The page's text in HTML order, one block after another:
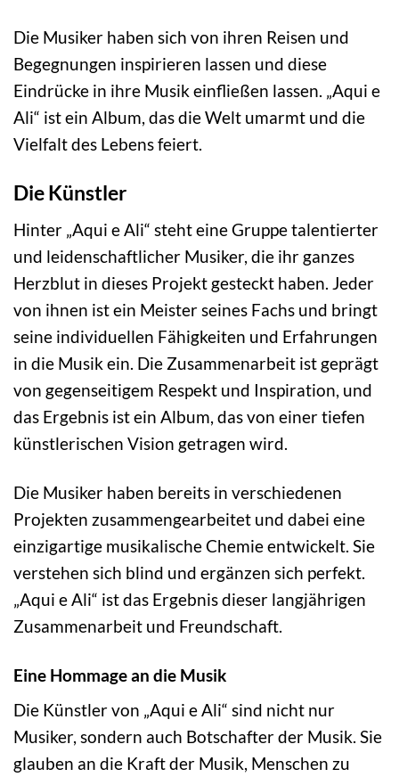
Die Musiker haben sich von ihren Reisen und
Begegnungen inspirieren lassen und diese
Eindrücke in ihre Musik einfließen lassen. „Aqui e
Ali“ ist ein Album, das die Welt umarmt und die
Vielfalt des Lebens feiert.
Die Künstler
Hinter „Aqui e Ali“ steht eine Gruppe talentierter
und leidenschaftlicher Musiker, die ihr ganzes
Herzblut in dieses Projekt gesteckt haben. Jeder
von ihnen ist ein Meister seines Fachs und bringt
seine individuellen Fähigkeiten und Erfahrungen
in die Musik ein. Die Zusammenarbeit ist geprägt
von gegenseitigem Respekt und Inspiration, und
das Ergebnis ist ein Album, das von einer tiefen
künstlerischen Vision getragen wird.
Die Musiker haben bereits in verschiedenen
Projekten zusammengearbeitet und dabei eine
einzigartige musikalische Chemie entwickelt. Sie
verstehen sich blind und ergänzen sich perfekt.
„Aqui e Ali“ ist das Ergebnis dieser langjährigen
Zusammenarbeit und Freundschaft.
Eine Hommage an die Musik
Die Künstler von „Aqui e Ali“ sind nicht nur
Musiker, sondern auch Botschafter der Musik. Sie
glauben an die Kraft der Musik, Menschen zu